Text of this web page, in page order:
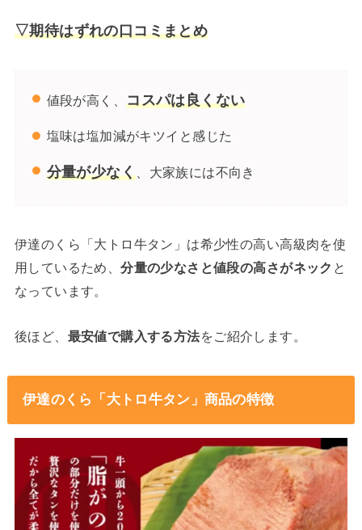
▽期待はずれの口コミまとめ
値段が高く、コスパは良くない
塩味は塩加減がキツイと感じた
分量が少なく 、大家族には不向き
伊達のくら「大トロ牛タン」は希少性の高い高級肉を使
用しているため、分量の少なさと値段の高さがネック と
なっています。
後ほど、 最安値で購入する方法をご紹介します。
伊達のくら「大トロ牛タン」商品の特徴